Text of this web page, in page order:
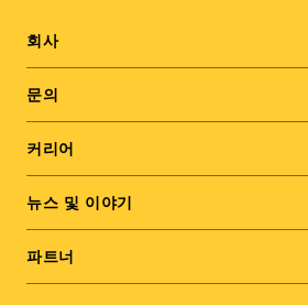
Footer
menu
회사
문의
커리어
뉴스 및 이야기
파트너